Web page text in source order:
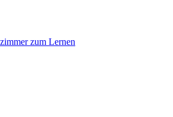
zum Lernen